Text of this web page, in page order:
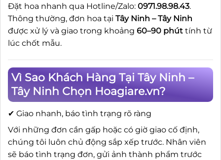
Đặt hoa nhanh qua Hotline/Zalo: 0971.98.98.43.
Thông thường, đơn hoa tại Tây Ninh – Tây Ninh
được xử lý và giao trong khoảng 60–90 phút tính từ
lúc chốt mẫu.
Vì Sao Khách Hàng Tại Tây Ninh –
Tây Ninh Chọn Hoagiare.vn?
✔ Giao nhanh, báo tình trạng rõ ràng
Với những đơn cần gấp hoặc có giờ giao cố định,
chúng tôi luôn chủ động sắp xếp trước. Nhân viên
sẽ báo tình trạng đơn, gửi ảnh thành phẩm trước